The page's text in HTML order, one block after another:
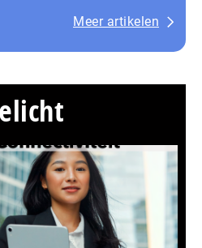
Meer artikelen